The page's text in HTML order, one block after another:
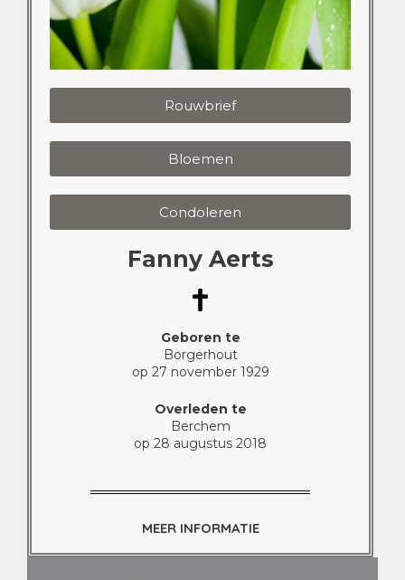
Rouwbrief
Bloemen
Condoleren
Fanny Aerts
Geboren te
Borgerhout
op 27 november 1929
Overleden te
Berchem
op 28 augustus 2018
MEER INFORMATIE